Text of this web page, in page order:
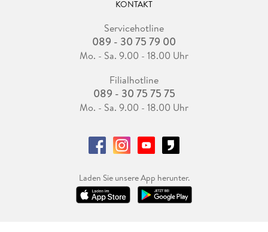
KONTAKT
Servicehotline
089 - 30 75 79 00
Mo. - Sa. 9.00 - 18.00 Uhr
Filialhotline
089 - 30 75 75 75
Mo. - Sa. 9.00 - 18.00 Uhr
Laden Sie unsere App herunter.